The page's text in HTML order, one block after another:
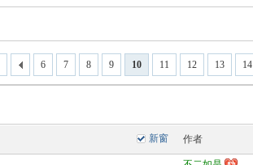
6 7 8 9 10 11 12 13 14
新窗 作者